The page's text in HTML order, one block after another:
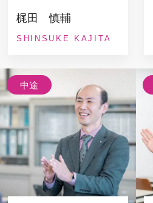
梶田 慎輔
SHINSUKE KAJITA
中途